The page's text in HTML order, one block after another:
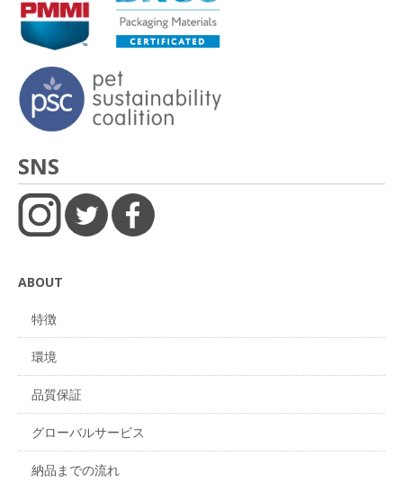
SNS
ABOUT
特徴
環境
品質保証
グローバルサービス
納品までの流れ